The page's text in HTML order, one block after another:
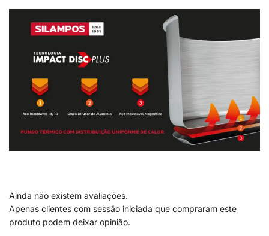
Ainda não existem avaliações.
Apenas clientes com sessão iniciada que compraram este
produto podem deixar opinião.